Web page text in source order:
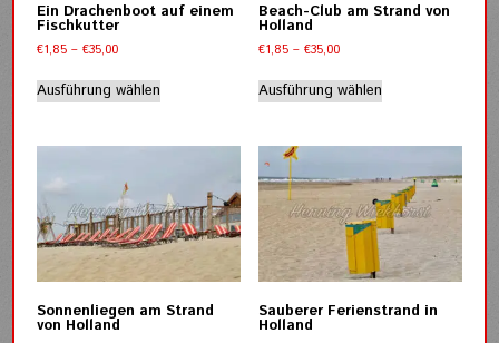
Produktseite
Produktseite
Ein Drachenboot auf einem
Fischkutter
€1,85 –€35,00Preisspanne:
bis
€35,00
Ausführung wählen
Dieses
Produkt
mehrere
Die
Optionen
können
Produktseite
Beach-Club am Strand von
Holland
€1,85 – €35,00Preisspanne:
bis
€35,00
Ausführung wählen
Dieses
Produkt
mehrere
auf.
Die
Optionen
können
auf
Produktseite
Sonnenliegen am Strand
von Holland
Sauberer Ferienstrand in
Holland